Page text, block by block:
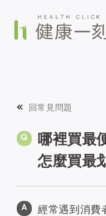
回常見問題
哪裡買最
怎麼買最
經常遇到消費